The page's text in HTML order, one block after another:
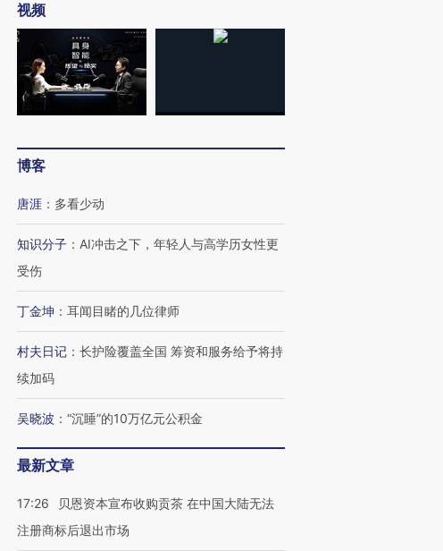
视频
博客
唐涯 ： 多看少动
知识分子 ： AI冲击之下，年轻人与高学历女性更
受伤
丁金坤 ： 耳闻目睹的几位律师
村夫日记 ： 长护险覆盖全国 筹资和服务给予将持
续加码
吴晓波 ： “沉睡”的10万亿元公积金
最新文章
17:26
贝恩资本宣布收购贡茶 在中国大陆无法
注册商标后退出市场